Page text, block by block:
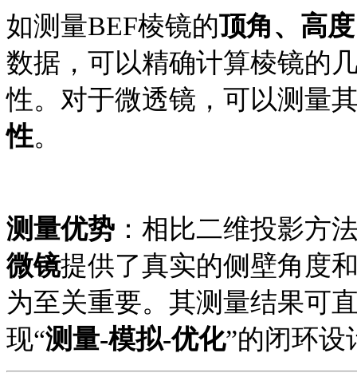
如测量BEF棱镜的顶角、高
数据，可以精确计算棱镜的
性。对于微透镜，可以测量
性。
测量优势 ：相比二维投影方
微镜提供了真实的侧壁角度
为至关重要。其测量结果可
现“测量-模拟-优化”的闭环设